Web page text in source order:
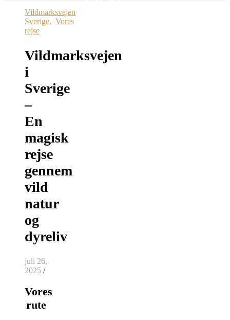
Vildmarksvejen
Sverige, Vores
rejse
Vildmarksvejen
i
Sverige
–
En
magisk
rejse
gennem
vild
natur
og
dyreliv
juli 26,
2025 /
Vores
rute